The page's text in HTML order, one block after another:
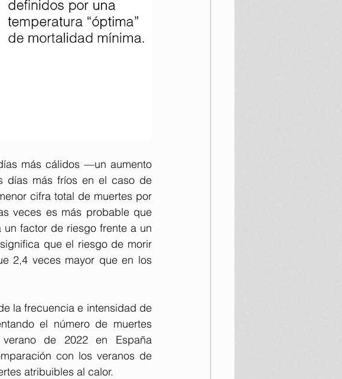
más cálidos —un aumento
días más fríos en el caso de
cifra total de muertes por
veces es más probable que
factor de riesgo frente a un
que el riesgo de morir
2,4 veces mayor que en los
la frecuencia e intensidad de
el número de muertes
de 2022 en España
con los veranos de
atribuibles al calor.